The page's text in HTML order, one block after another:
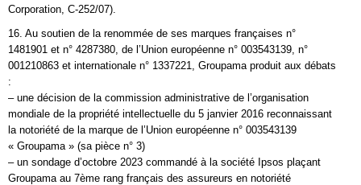
Corporation, C-252/07).
16. Au soutien de la renommée de ses marques françaises n°
1481901 et n° 4287380, de l’Union européenne n° 003543139, n°
001210863 et internationale n° 1337221, Groupama produit aux débats
:
– une décision de la commission administrative de l’organisation
mondiale de la propriété intellectuelle du 5 janvier 2016 reconnaissant
la notoriété de la marque de l’Union européenne n° 003543139
« Groupama » (sa pièce n° 3)
– un sondage d’octobre 2023 commandé à la société Ipsos plaçant
Groupama au 7ème rang français des assureurs en notoriété